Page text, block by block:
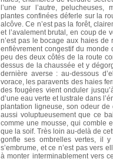
l’une sur l’autre, pelucheuses,
plantes confinées déferle sur la
alcôve. Ce n’est pas la forêt,
et l’avalement brutal, en coup
n’est pas le bocage aux haies
enfièvrement congestif du monde
peu des deux côtés de la route
dessus de la chaussée et y
dernière averse : au-dessous
vorace, les paravents des haies
des fougères vient onduler
d’une eau verte et lustrale dans
plantation ligneuse, son odeur
aussi voluptueusement que ce
comme une mousse, qui comble
que la soif. Très loin au-delà de
gonfle ses ombrelles vertes, il
s’embrume, et ce n’est pas vers
à monter interminablement vers